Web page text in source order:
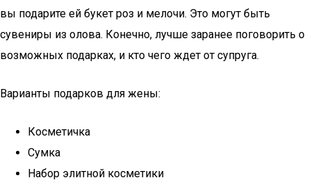
вы подарите ей букет роз и мелочи. Это могут быть
сувениры из олова. Конечно, лучше заранее поговорить о
возможных подарках, и кто чего ждет от супруга.
Варианты подарков для жены:
Косметичка
Сумка
Набор элитной косметики